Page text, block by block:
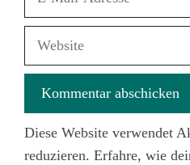
Website
Diese Website verwendet
reduzieren. Erfahre, wie